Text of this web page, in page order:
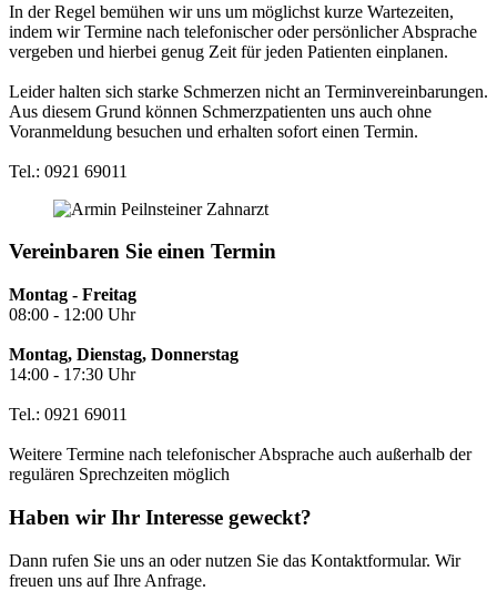
In der Regel bemühen wir uns um möglichst kurze Wartezeiten,
indem wir Termine nach telefonischer oder persönlicher Absprache
vergeben und hierbei genug Zeit für jeden Patienten einplanen.
Leider halten sich starke Schmerzen nicht an Terminvereinbarungen.
Aus diesem Grund können Schmerzpatienten uns auch ohne
Voranmeldung besuchen und erhalten sofort einen Termin.
Tel.: 0921 69011
Vereinbaren Sie einen Termin
Montag - Freitag
08:00 - 12:00 Uhr
Montag, Dienstag, Donnerstag
14:00 - 17:30 Uhr
Tel.: 0921 69011
Weitere Termine nach telefonischer Absprache auch außerhalb der
regulären Sprechzeiten möglich
Haben wir Ihr Interesse geweckt?
Dann rufen Sie uns an oder nutzen Sie das Kontaktformular. Wir
freuen uns auf Ihre Anfrage.